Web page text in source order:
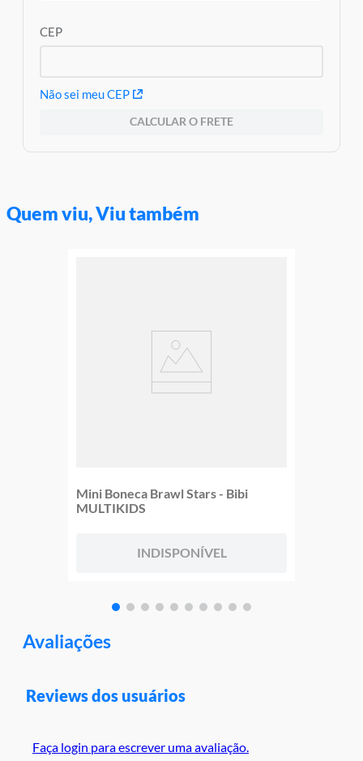
CEP
Não sei meu CEP
CALCULAR O FRETE
Quem viu, Viu também
Mini Boneca Brawl Stars - Bibi
MULTIKIDS
INDISPONÍVEL
Avaliações
Reviews dos usuários
Faça login para escrever uma avaliação.